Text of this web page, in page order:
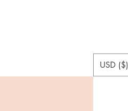
USD ($)